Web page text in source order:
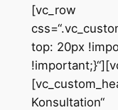
[vc_row
top: 20px
Konsultation“